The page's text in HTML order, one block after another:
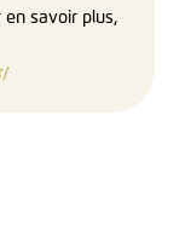
en savoir plus,